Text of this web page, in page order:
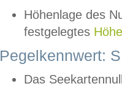
Höhenlage des
festgelegtes
Pegelkennwert:
Das